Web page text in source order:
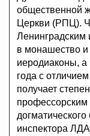
общественной
Церкви (РПЦ).
в монашество и
иеродиаконы, а
года с
получает
профессорским
инспектора